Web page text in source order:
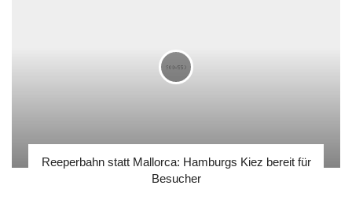
Reeperbahn statt Mallorca: Hamburgs Kiez bereit für
Besucher